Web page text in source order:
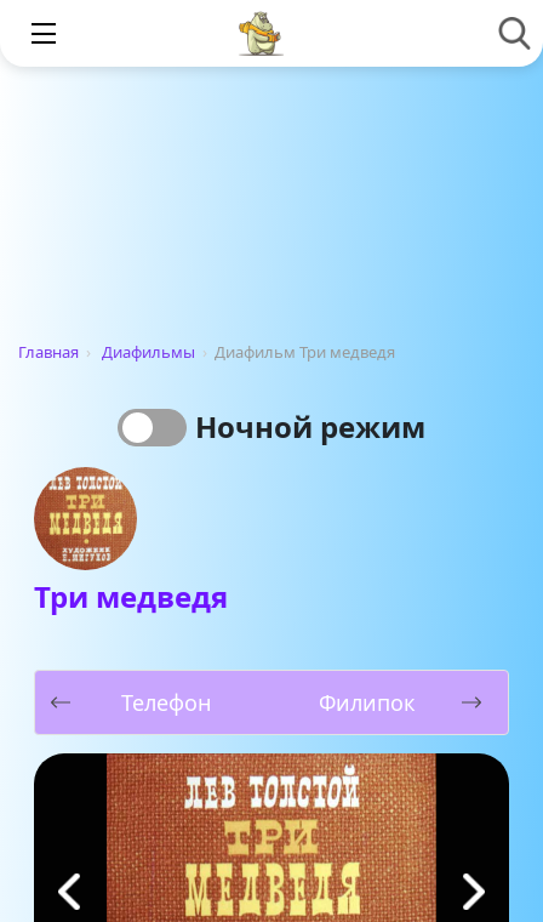
Главная › Диафильмы › Диафильм Три медведя
Ночной режим
Три медведя
Телефон Филипок